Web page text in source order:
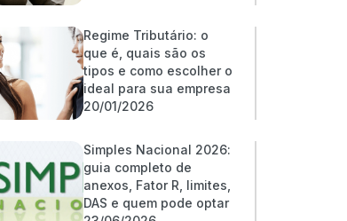
Regime Tributário: o
que é, quais são os
tipos e como escolher o
ideal para sua empresa
20/01/2026
Simples Nacional 2026:
guia completo de
anexos, Fator R, limites,
DAS e quem pode optar